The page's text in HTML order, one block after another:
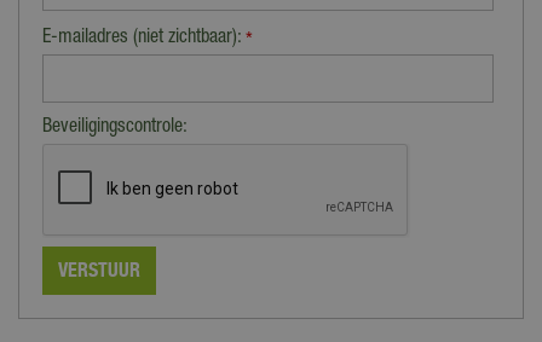
E-mailadres (niet zichtbaar): *
Beveiligingscontrole: